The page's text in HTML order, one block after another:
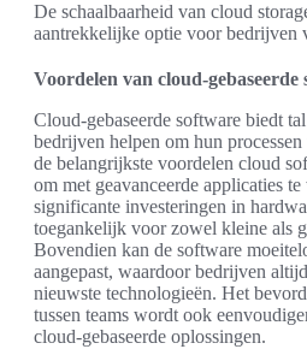
De schaalbaarheid van cloud
aantrekkelijke optie voor bedrijven
Voordelen van cloud-gebaseerde
Cloud-gebaseerde software biedt
bedrijven helpen om hun
de belangrijkste voordelen cloud
om met geavanceerde applicaties
significante investeringen in
toegankelijk voor zowel kleine als
Bovendien kan de software
aangepast, waardoor bedrijven
nieuwste technologieën. Het
tussen teams wordt ook
cloud-gebaseerde oplossingen.